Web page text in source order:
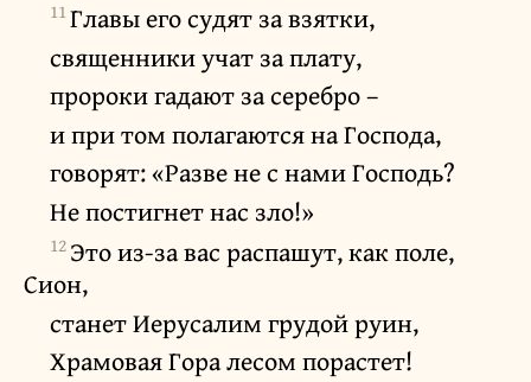
11Главы его судят за взятки,
священники учат за плату,
пророки гадают за серебро –
и при том полагаются на Господа,
говорят: «Разве не с нами Господь?
Не постигнет нас зло!»
12Это из-за вас распашут, как поле,
Сион,
станет Иерусалим грудой руин,
Храмовая Гора лесом порастет!